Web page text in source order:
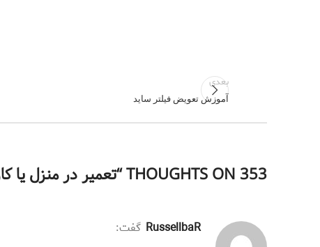
بعدی
آموزش تعویض فیلتر ساید
353 THOUGHTS ON “ تعمیر در منزل یا
RussellbaR گفت: